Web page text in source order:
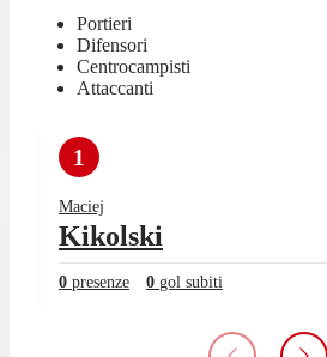
Portieri
Difensori
Centrocampisti
Attaccanti
1
Maciej
Kikolski
0 presenze 0 gol subiti